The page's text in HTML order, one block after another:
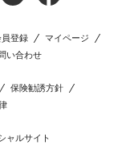
登録
マイページ
い合わせ
保険勧誘方針
ャルサイト